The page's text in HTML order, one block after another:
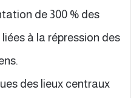
de 300 % des
à la répression des
des lieux centraux